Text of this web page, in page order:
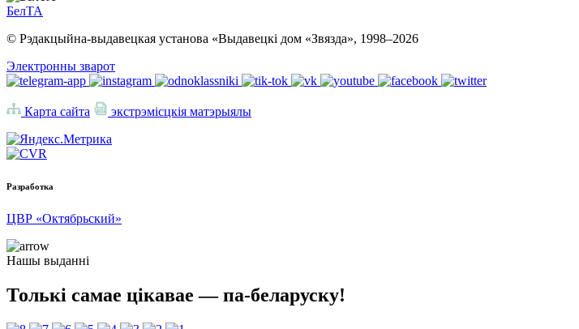
БелТА
© Рэдакцыйна-выдавецкая установа «Выдавецкі дом «Звязда», 1998–2026
Электронны зварот
Карта сайта экстрэмісцкія матэрыялы
Разработка
ЦВР «Октябрьский»
Нашы выданні
Толькі самае цікавае — па-беларуску!